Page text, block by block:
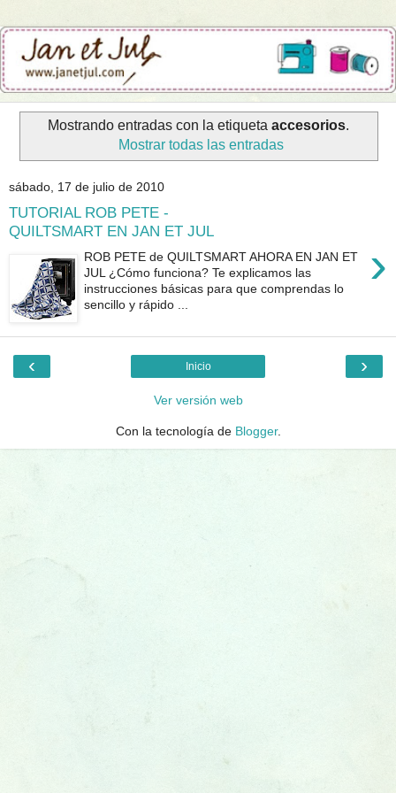
Mostrando entradas con la etiqueta accesorios.
Mostrar todas las entradas
sábado, 17 de julio de 2010
TUTORIAL ROB PETE -
QUILTSMART EN JAN ET JUL
›
ROB PETE de QUILTSMART AHORA EN JAN ET
JUL ¿Cómo funciona? Te explicamos las
instrucciones básicas para que comprendas lo
sencillo y rápido ...
‹ ›
Inicio
Ver versión web
Con la tecnología de Blogger.